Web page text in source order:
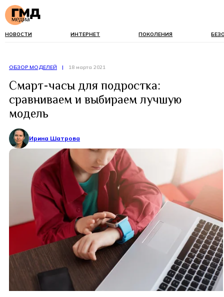
НОВОСТИ ИНТЕРНЕТ ПОКОЛЕНИЯ
ОБЗОР МОДЕЛЕЙ | 18 марта 2021
Смарт-часы для подростка:
сравниваем и выбираем лучшую
модель
Ирина Шатрова